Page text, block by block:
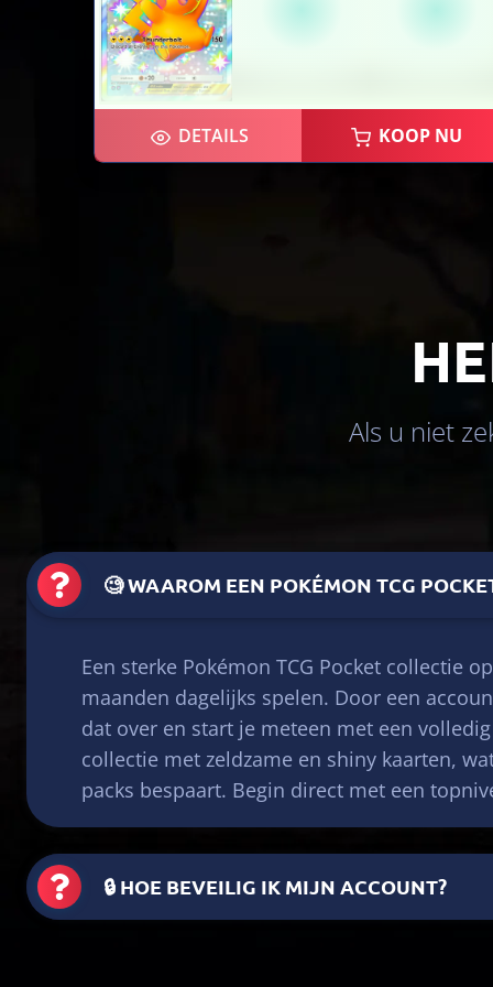
×3
DETAILS KOOP NU
Als u niet
🧐 WAAROM EEN POKÉMON TCG
Een sterke Pokémon TCG Pocket collectie
maanden dagelijks spelen. Door een
dat over en start je meteen met een
collectie met zeldzame en shiny kaarten,
packs bespaart. Begin direct met een
🔒 HOE BEVEILIG IK MIJN ACCOUNT?